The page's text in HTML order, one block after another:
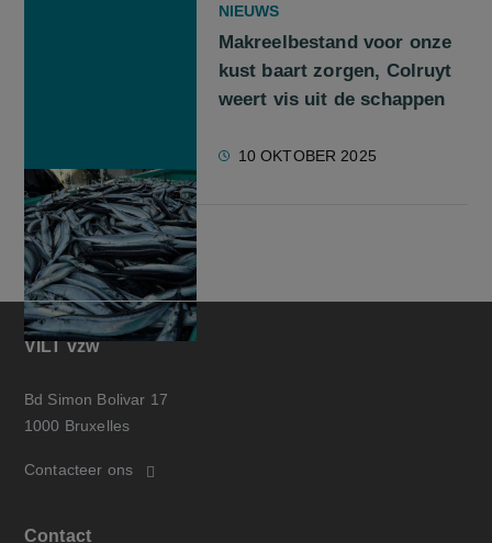
NIEUWS
Makreelbestand voor onze
kust baart zorgen, Colruyt
weert vis uit de schappen
10 OKTOBER 2025
VILT vzw
Bd Simon Bolivar 17
1000 Bruxelles
Contacteer ons
Contact